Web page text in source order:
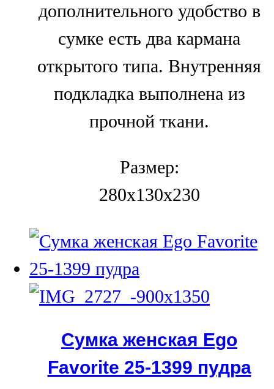
дополнительного удобство в
сумке есть два кармана
открытого типа. Внутренняя
подкладка выполнена из
прочной ткани.
Размер:
280x130x230
Сумка женская Ego
Favorite 25-1399 пудра